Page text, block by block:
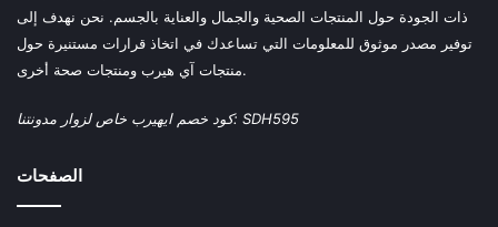
ذات الجودة حول المنتجات الصحية والجمال والعناية بالجسم. نحن نهدف إلى
توفير مصدر موثوق للمعلومات التي تساعدك في اتخاذ قرارات مستنيرة حول
منتجات آي هيرب ومنتجات صحة أخرى.
كود خصم ايهيرب خاص لزوار مدونتنا: SDH595
الصفحات